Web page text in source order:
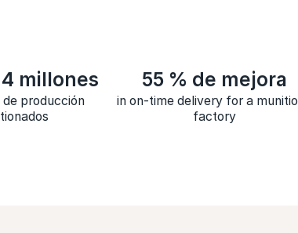
millones
producción
55 % de mejora
in on-time delivery for a
factory